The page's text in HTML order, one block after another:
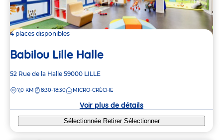
4 places disponibles
Babilou Lille Halle
Adresse
la
52 Rue de la Halle 59000 LILLE
DISTANCE
7,0 KM 8:30-18:30 MICRO-CRÈCHE
Voir plus de détails
Sélectionnée Retirer Sélectionner